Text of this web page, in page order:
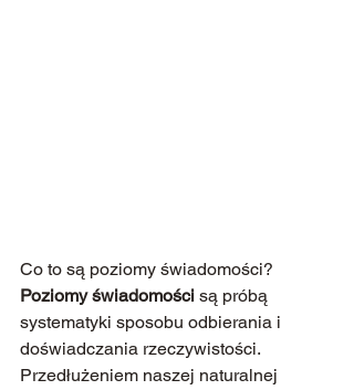
Co to są poziomy świadomości?
Poziomy świadomości są próbą
systematyki sposobu odbierania i
doświadczania rzeczywistości.
Przedłużeniem naszej naturalnej